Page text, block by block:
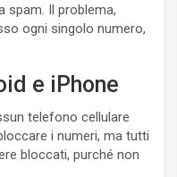
spam. Il problema,
ogni singolo numero,
e iPhone
telefono cellulare
i numeri, ma tutti
bloccati, purché non